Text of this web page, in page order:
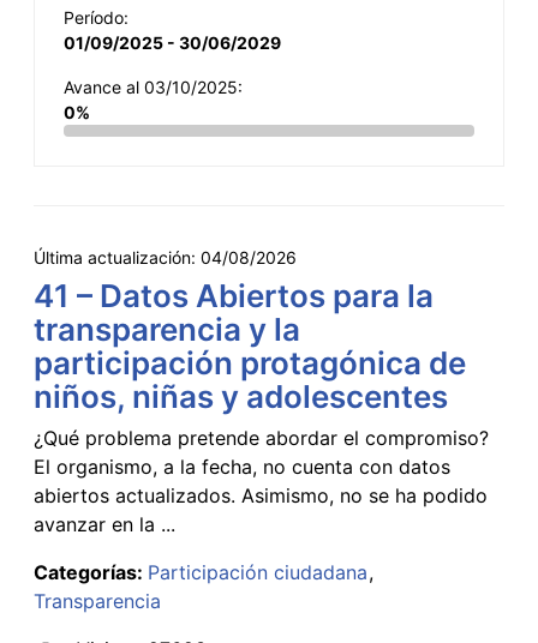
Período:
01/09/2025 - 30/06/2029
Avance al 03/10/2025:
0%
Última actualización: 04/08/2026
41 – Datos Abiertos para la
transparencia y la
participación protagónica de
niños, niñas y adolescentes
¿Qué problema pretende abordar el compromiso?
El organismo, a la fecha, no cuenta con datos
abiertos actualizados. Asimismo, no se ha podido
avanzar en la ...
Categorías: Participación ciudadana
Transparencia